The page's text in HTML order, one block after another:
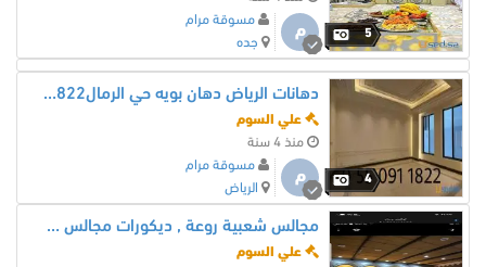
5 م
مسوقة مرام
جده
4
دهانات الرياض دهان بويه حي الرمال0550911822
علي السوم
منذ 4 سنة
م
مسوقة مرام
الرياض
مجالس شعبية روعة , ديكورات مجالس شعبية راقية جدا0508293641
علي السوم